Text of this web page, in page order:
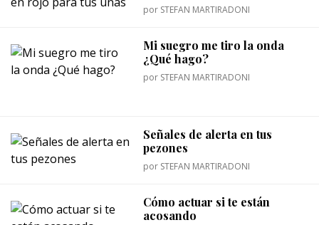
por STEFAN MARTIRADONI
Mi suegro me tiro la onda
¿Qué hago?
por STEFAN MARTIRADONI
Señales de alerta en tus
pezones
por STEFAN MARTIRADONI
Cómo actuar si te están
acosando